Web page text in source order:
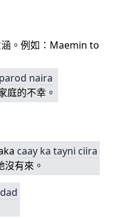
涵。例如：Maemin to
parod naira
庭的不幸。
caay ka tayni ciira
有來。